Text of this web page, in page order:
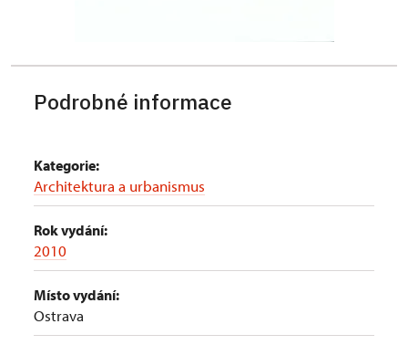
Podrobné informace
Kategorie:
Architektura a urbanismus
Rok vydání:
2010
Místo vydání:
Ostrava